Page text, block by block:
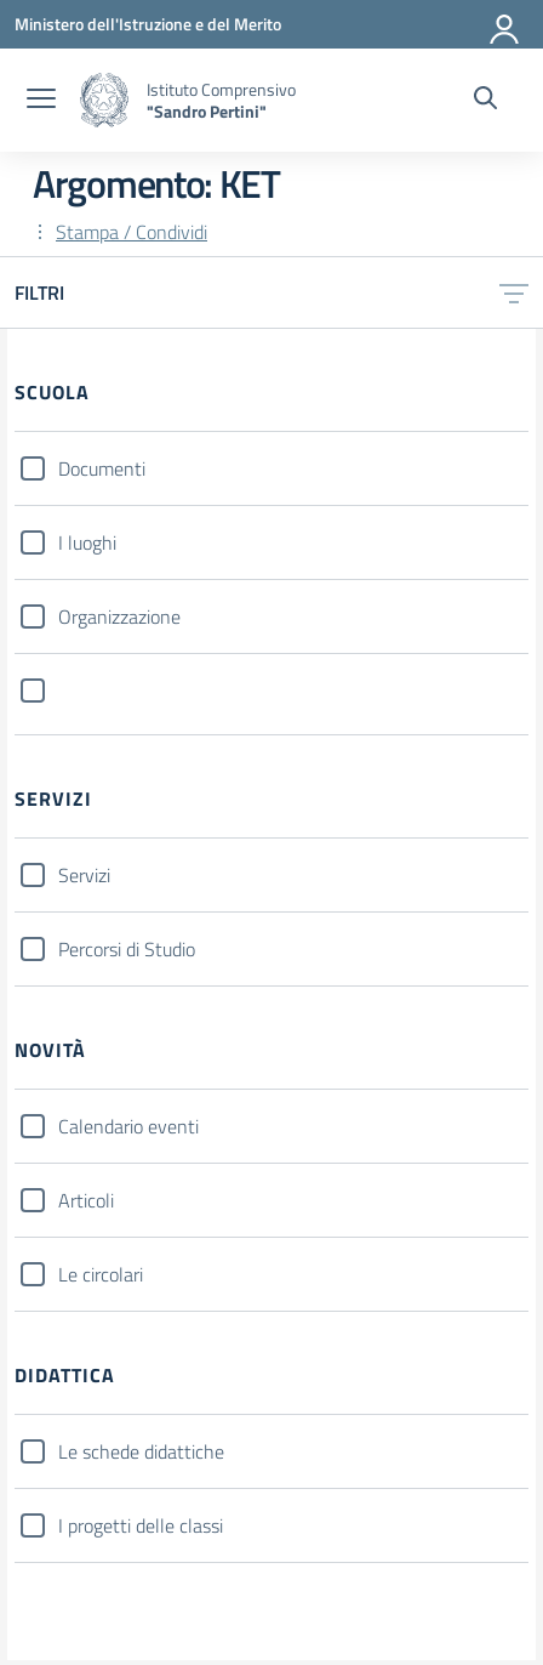
Vai ai contenuti
Vai al menu di navigazione
Vai al footer
Ministero dell'Istruzione e del Merito
Istituto Comprensivo
"Sandro Pertini"
Argomento: KET
Stampa / Condividi
FILTRI
SCUOLA
Documenti
I luoghi
Organizzazione
SERVIZI
Servizi
Percorsi di Studio
NOVITÀ
Calendario eventi
Articoli
Le circolari
DIDATTICA
Le schede didattiche
I progetti delle classi